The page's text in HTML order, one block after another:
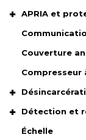
APRIA et
Couverture
Compresseur
Détection et
Échelle